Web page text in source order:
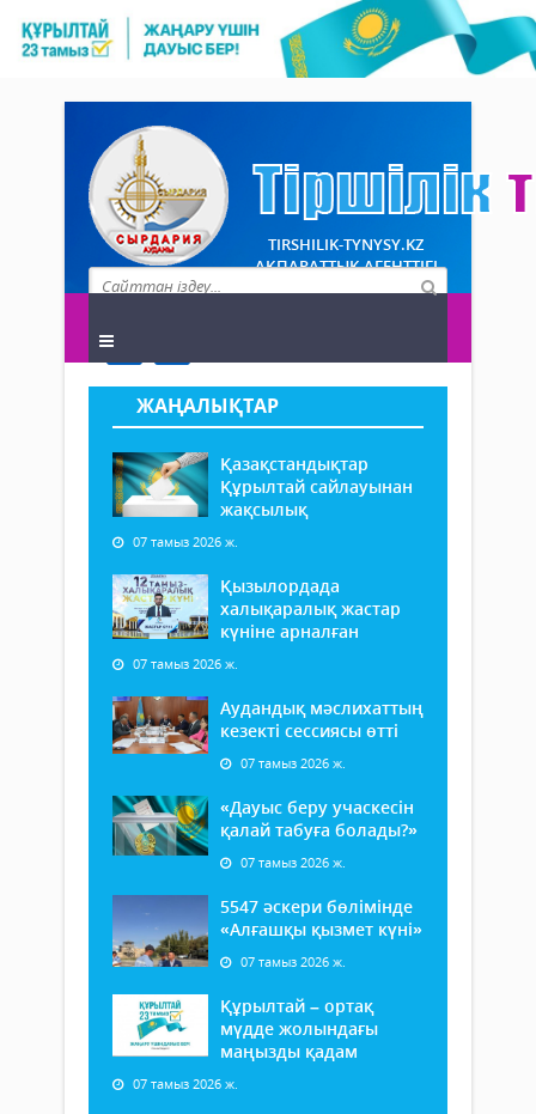
TIRSHILIK-TYNYSY.KZ
АҚПАРАТТЫҚ АГЕНТТІГІ
ЖАҢАЛЫҚТАР
Қазақстандықтар
Құрылтай сайлауынан
жақсылық
07 тамыз 2026 ж.
Қызылордада
халықаралық жастар
күніне арналған
07 тамыз 2026 ж.
Аудандық мәслихаттың
кезекті сессиясы өтті
07 тамыз 2026 ж.
«Дауыс беру учаскесін
қалай табуға болады?»
07 тамыз 2026 ж.
5547 әскери бөлімінде
«Алғашқы қызмет күні»
07 тамыз 2026 ж.
Құрылтай – ортақ
мүдде жолындағы
маңызды қадам
07 тамыз 2026 ж.